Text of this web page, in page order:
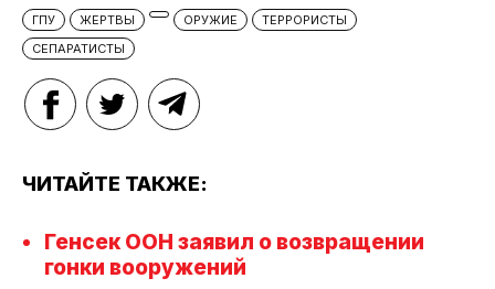
ГПУ ЖЕРТВЫ ОРУЖИЕ
ТЕРРОРИСТЫ
СЕПАРАТИСТЫ
ЧИТАЙТЕ ТАКЖЕ:
Генсек ООН заявил о возвращении
гонки вооружений